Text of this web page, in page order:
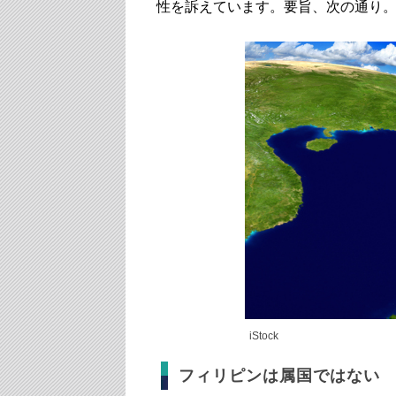
性を訴えています。要旨、次の通り。
iStock
フィリピンは属国ではない